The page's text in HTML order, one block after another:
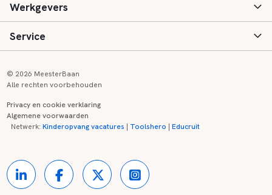
Speciaal (basis) onderwijs
Voortgezet onderwijs
Kinderopvang
Aanmelden
Vacatures
Zij-instroom informatie
Onderwijsregio's
Werkgevers
Inloggen
Registreren
Contact
Service
Onderwijs links
Partners
© 2026 MeesterBaan
Alle rechten voorbehouden
Privacy en cookie verklaring
Algemene voorwaarden
Netwerk:Kinderopvang vacatures | Toolshero |Educruit